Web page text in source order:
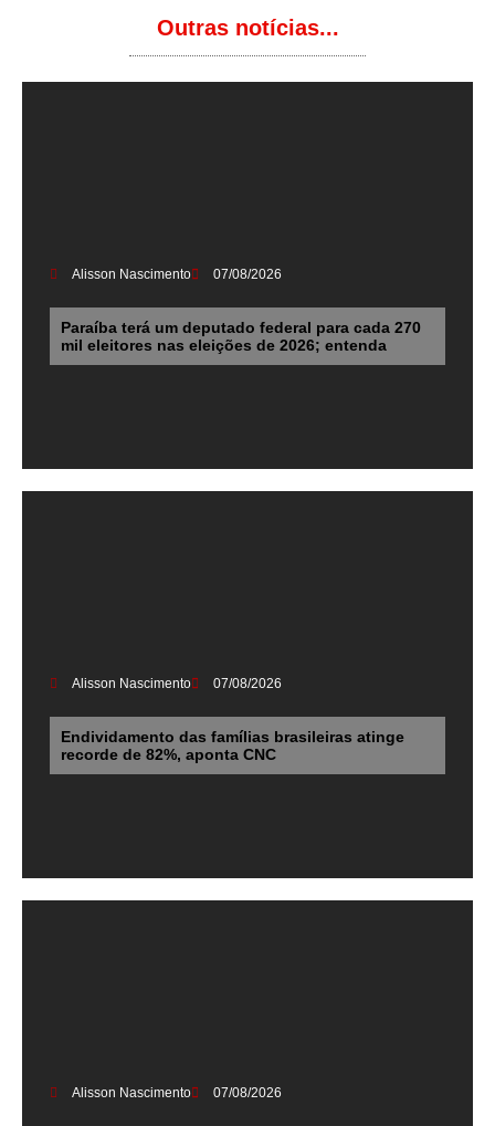
Outras notícias...
Alisson Nascimento 07/08/2026
Paraíba terá um deputado federal para cada 270
mil eleitores nas eleições de 2026; entenda
Alisson Nascimento 07/08/2026
Endividamento das famílias brasileiras atinge
recorde de 82%, aponta CNC
Alisson Nascimento 07/08/2026